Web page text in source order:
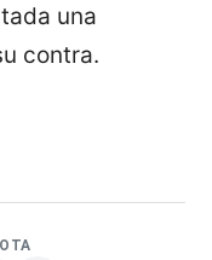
una
contra.